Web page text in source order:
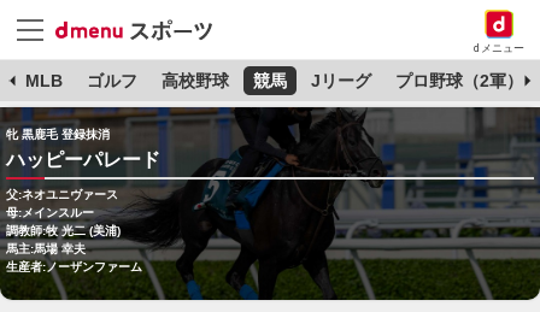
dメニュー
MLB ゴルフ 高校野球 競馬 Jリーグ プロ野球（2軍）
牝 黒鹿毛 登録抹消
ハッピーパレード
父:ネオユニヴァース
母:メインスルー
調教師:牧 光二 (美浦)
馬主:馬場 幸夫
生産者:ノーザンファーム